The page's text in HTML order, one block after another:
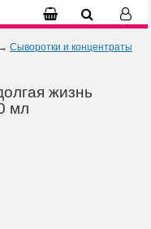
→ Сыворотки и концентраты
жизнь
мл